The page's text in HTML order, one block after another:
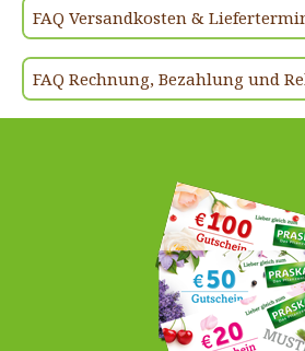
FAQ Versandkosten &
FAQ Rechnung, Bezahlung und